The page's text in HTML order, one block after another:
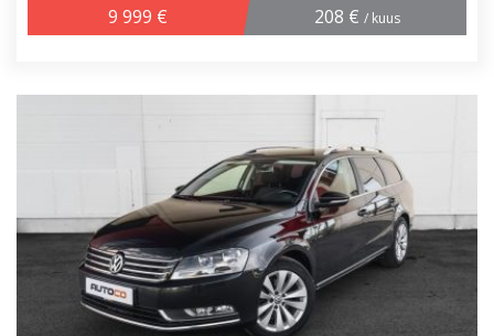
9 999 € 208 € / kuus